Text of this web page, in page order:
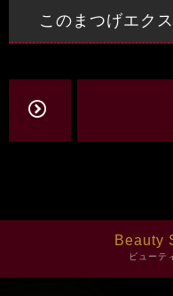
このまつげエク
Beauty
ビューテ